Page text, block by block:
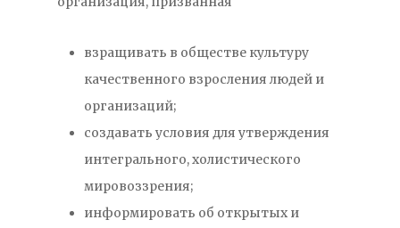
взращивать в обществе культуру
качественного взросления людей и
организаций;
создавать условия для утверждения
интегрального, холистического
мировоззрения;
информировать об открытых и